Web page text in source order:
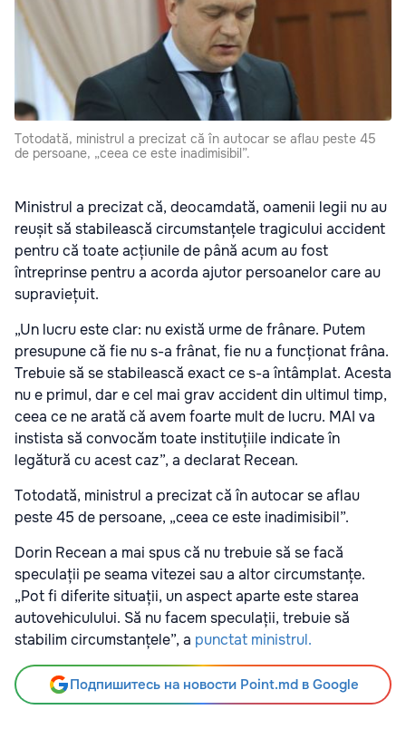
Totodată, ministrul a precizat că în autocar se aflau peste 45
de persoane, „ceea ce este inadimisibil”.
Ministrul a precizat că, deocamdată, oamenii legii nu au
reușit să stabilească circumstanțele tragicului accident
pentru că toate acțiunile de până acum au fost
întreprinse pentru a acorda ajutor persoanelor care au
supraviețuit.
„Un lucru este clar: nu există urme de frânare. Putem
presupune că fie nu s-a frânat, fie nu a funcționat frâna.
Trebuie să se stabilească exact ce s-a întâmplat. Acesta
nu e primul, dar e cel mai grav accident din ultimul timp,
ceea ce ne arată că avem foarte mult de lucru. MAI va
instista să convocăm toate instituțiile indicate în
legătură cu acest caz”, a declarat Recean.
Totodată, ministrul a precizat că în autocar se aflau
peste 45 de persoane, „ceea ce este inadimisibil”.
Dorin Recean a mai spus că nu trebuie să se facă
speculații pe seama vitezei sau a altor circumstanțe.
„Pot fi diferite situații, un aspect aparte este starea
autovehiculului. Să nu facem speculații, trebuie să
stabilim circumstanțele”, a punctat ministrul.
Подпишитесь на новости Point.md в Google